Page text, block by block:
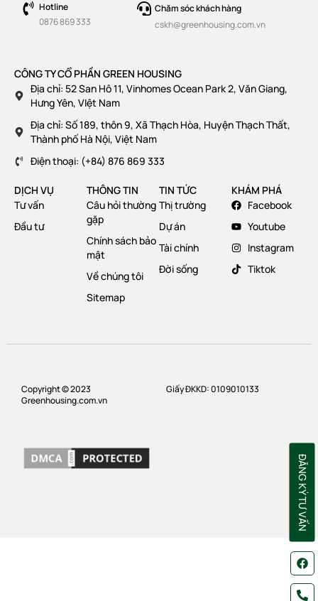
Hotline
0876 869 333
Chăm sóc khách hàng
cskh@greenhousing.com.vn
CÔNG TY CỔ PHẦN GREEN HOUSING
Địa chỉ: 52 San Hô 11, Vinhomes Ocean Park 2, Văn Giang,
Hưng Yên, VIệt Nam
Địa chỉ: Số 189, thôn 9, Xã Thạch Hòa, Huyện Thạch Thất,
Thành phố Hà Nội, Việt Nam
Điện thoại: (+84) 876 869 333
DỊCH VỤ
Tư vấn
Đầu tư
THÔNG TIN
Câu hỏi thường
gặp
Chính sách bảo
mật
Về chúng tôi
Sitemap
TIN TỨC
Thị trường
Dự án
Tài chính
Đời sống
KHÁM PHÁ
Facebook
Youtube
Instagram
Tiktok
Copyright © 2023
Greenhousing.com.vn
Giấy ĐKKD: 0109010133
ĐĂNG KÝ TƯ VẤN